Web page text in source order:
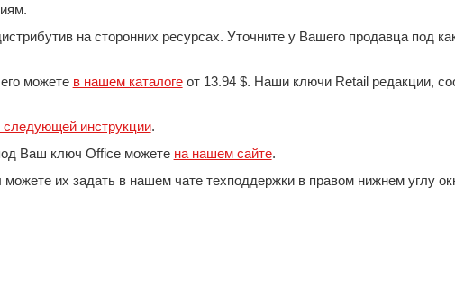
на сторонних ресурсах. Уточните у Вашего продавца под
можете в нашем каталогеот 13.94 $. Наши ключи Retail редакции,
следующей инструкции.
Ваш ключ Office можете на нашем сайте.
их задать в нашем чате техподдержки в правом нижнем углу